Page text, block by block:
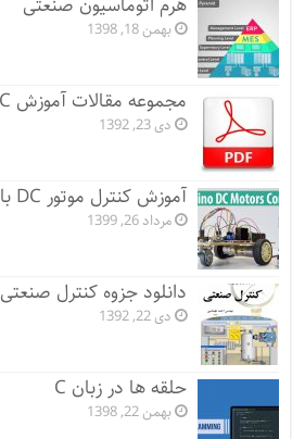
بهمن 18, 1398
مجموعه مقالات آموزش PLC
دی 23, 1392
آموزش کنترل موتور DC با آردوینو
مرداد 26, 1399
دانلود جزوه کنترل صنعتی
دی 22, 1392
حلقه ها در زبان C
بهمن 22, 1398